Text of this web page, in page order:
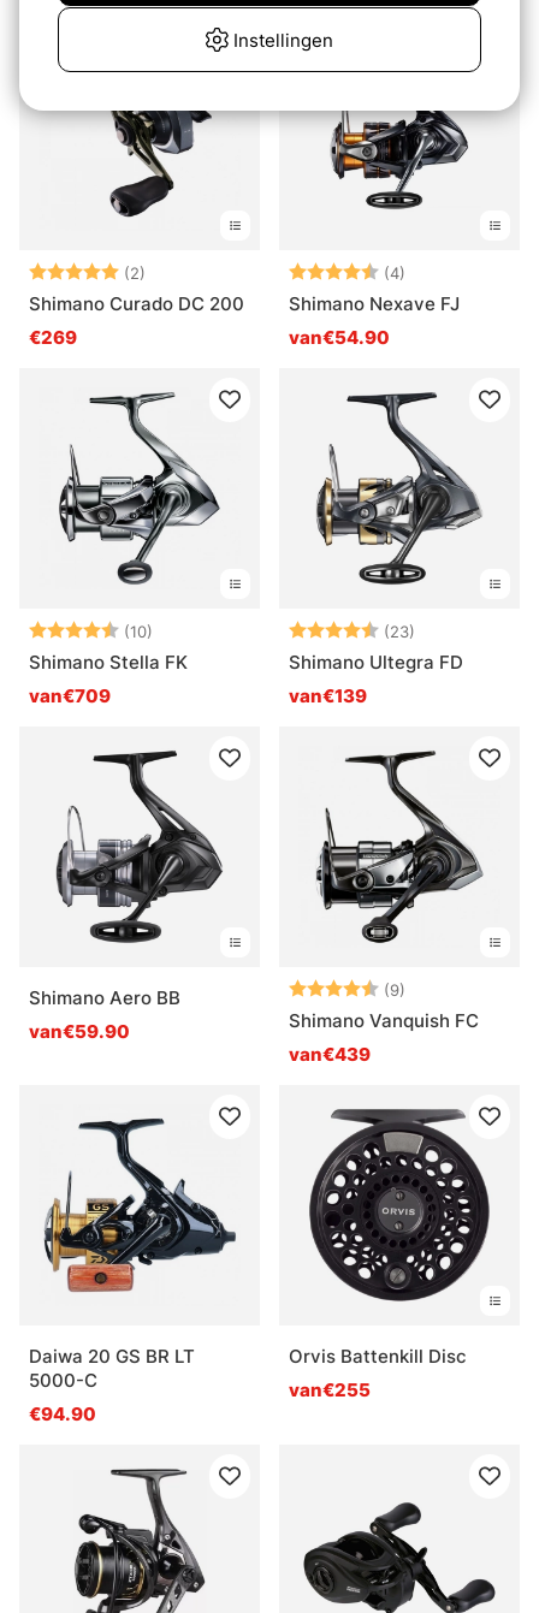
Beoordeling:
(2)
Shimano Curado DC 200
€269
Beoordeling:
(4)
Shimano Nexave FJ
van€54.90
Beoordeling:
(10)
Shimano Stella FK
van€709
Beoordeling:
(23)
Shimano Ultegra FD
van€139
Shimano Aero BB
van€59.90
Beoordeling:
(9)
Shimano Vanquish FC
van€439
Daiwa 20 GS BR LT
5000-C
€94.90
Orvis Battenkill Disc
van€255
Instellingen